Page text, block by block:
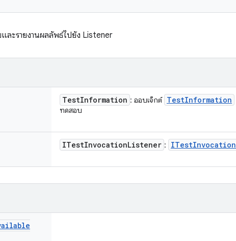
และรายงานผลลัพธ์ไปยัง Listener
TestInformation : ออบเจ็กต์ TestInformation
ทดสอบ
ITestInvocationListener : ITestInvocation